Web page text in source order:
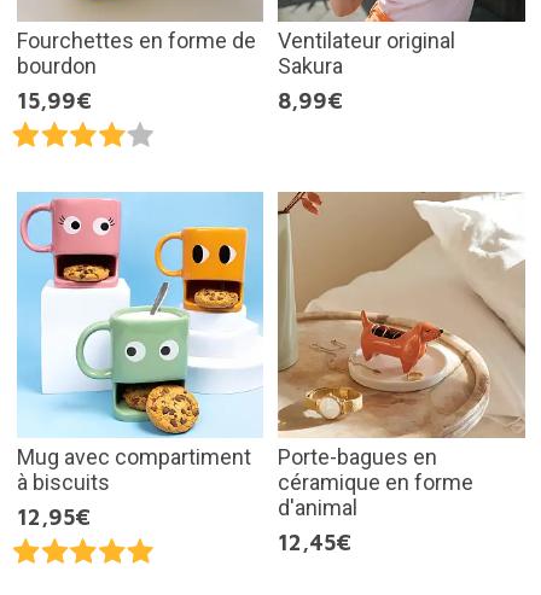
Fourchettes en forme de
bourdon
15,99€
Ventilateur original
Sakura
8,99€
Mug avec compartiment
à biscuits
12,95€
Porte-bagues en
céramique en forme
d'animal
12,45€